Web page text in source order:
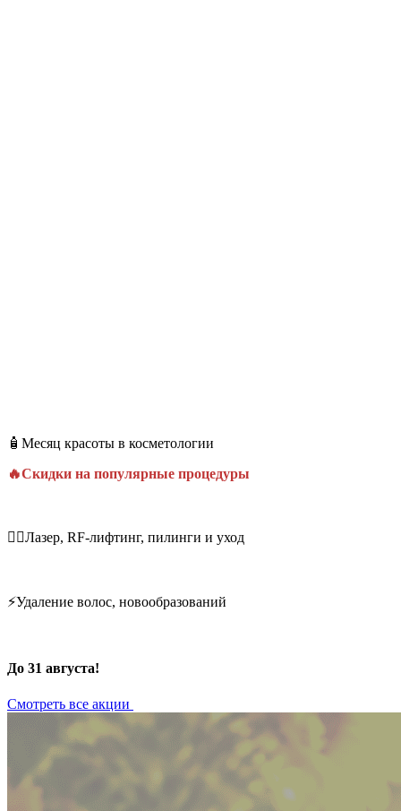
🧴Месяц красоты в косметологии
🔥Скидки на популярные процедуры
💆‍♀️Лазер, RF-лифтинг, пилинги и уход
⚡Удаление волос, новообразований
До 31 августа!
Смотреть все акции